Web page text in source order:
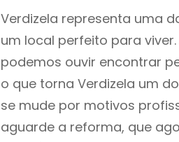
Verdizela representa uma
um local perfeito para
podemos ouvir encontrar
o que torna Verdizela um
se mude por motivos
aguarde a reforma, que